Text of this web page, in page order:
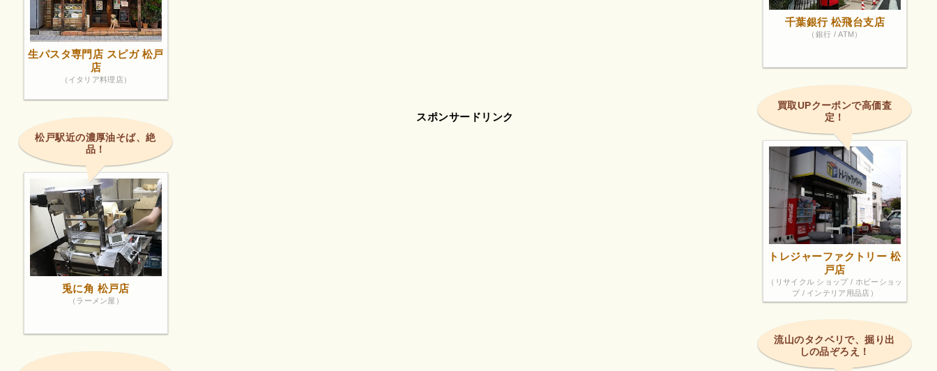
スポンサードリンク
生パスタ専門店 スピガ 松戸
店
（イタリア料理店）
松戸駅近の濃厚油そば、絶
品！
兎に角 松戸店
（ラーメン屋）
千葉銀行 松飛台支店
（銀行 / ATM）
買取UPクーポンで高価査
定！
トレジャーファクトリー 松
戸店
（リサイクル ショップ / ホビーショッ
プ / インテリア用品店）
流山のタクベリで、掘り出
しの品ぞろえ！